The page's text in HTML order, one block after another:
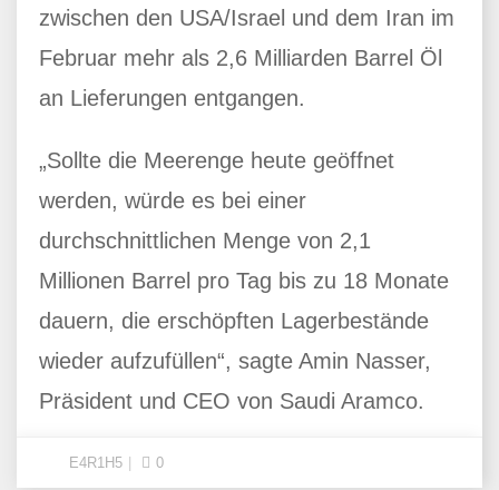
zwischen den USA/Israel und dem Iran im
Februar mehr als 2,6 Milliarden Barrel Öl
an Lieferungen entgangen.
„Sollte die Meerenge heute geöffnet
werden, würde es bei einer
durchschnittlichen Menge von 2,1
Millionen Barrel pro Tag bis zu 18 Monate
dauern, die erschöpften Lagerbestände
wieder aufzufüllen“, sagte Amin Nasser,
Präsident und CEO von Saudi Aramco.
E4R1H5 0